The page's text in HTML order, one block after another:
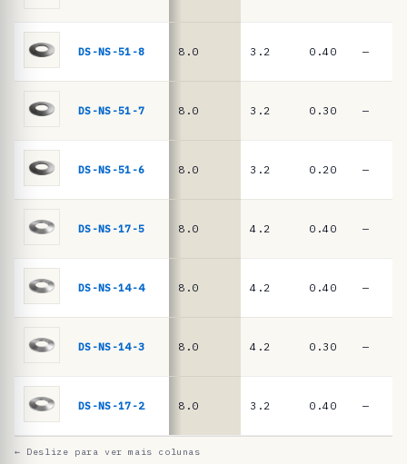
s
p
a
N
DS-NS-51-8 8.0 3.2 0.40 —
DS-NS-51-7 8.0 3.2 0.30 —
DS-NS-51-6 8.0 3.2 0.20 —
DS-NS-17-5 8.0 4.2 0.40 —
DS-NS-14-4 8.0 4.2 0.40 —
DS-NS-14-3 8.0 4.2 0.30 —
DS-NS-17-2 8.0 3.2 0.40 —
← Deslize para ver mais colunas